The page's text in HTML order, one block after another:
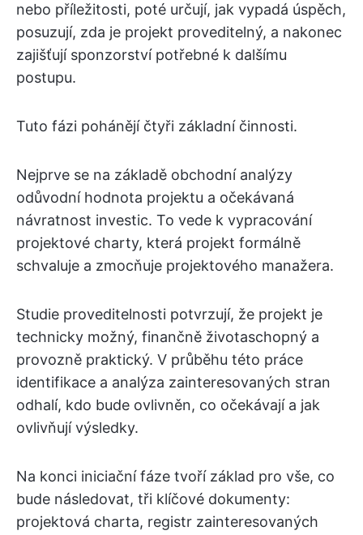
nebo příležitosti, poté určují, jak vypadá úspěch,
posuzují, zda je projekt proveditelný, a nakonec
zajišťují sponzorství potřebné k dalšímu
postupu.
Tuto fázi pohánějí čtyři základní činnosti.
Nejprve se na základě obchodní analýzy
odůvodní hodnota projektu a očekávaná
návratnost investic. To vede k vypracování
projektové charty, která projekt formálně
schvaluje a zmocňuje projektového manažera.
Studie proveditelnosti potvrzují, že projekt je
technicky možný, finančně životaschopný a
provozně praktický. V průběhu této práce
identifikace a analýza zainteresovaných stran
odhalí, kdo bude ovlivněn, co očekávají a jak
ovlivňují výsledky.
Na konci iniciační fáze tvoří základ pro vše, co
bude následovat, tři klíčové dokumenty:
projektová charta, registr zainteresovaných